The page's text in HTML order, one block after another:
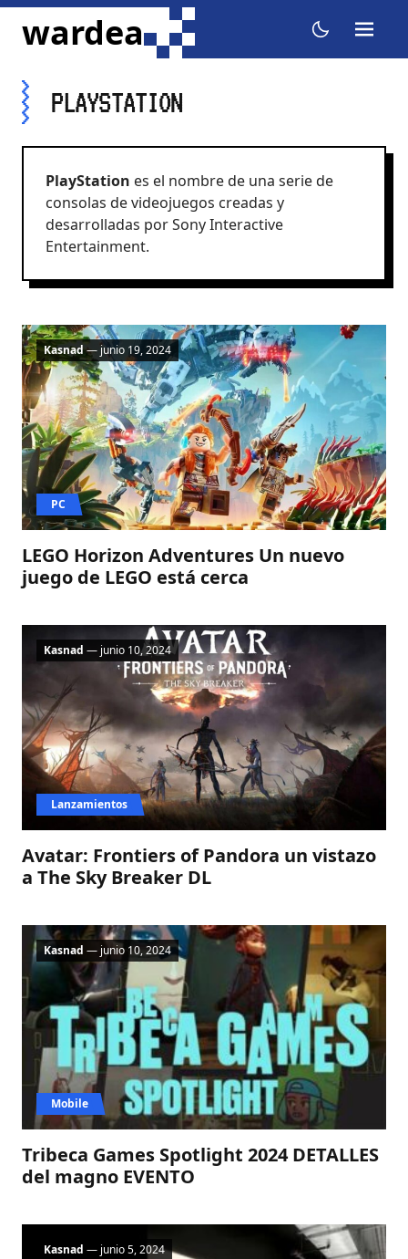
ir al contenido
wardea dark mode
menu
PLAYSTATION
PlayStation es el nombre de una serie de
consolas de videojuegos creadas y
desarrolladas por Sony Interactive
Entertainment.
LEGO Horizon Adventures Un nuevo
juego de LEGO está cerca
PC
Kasnad— junio 19, 2024
Avatar: Frontiers of Pandora un vistazo
a The Sky Breaker DL
Lanzamientos
Kasnad — junio 10, 2024
Tribeca Games Spotlight 2024 DETALLES
del magno EVENTO
Mobile
Kasnad — junio 10, 2024
Kasnad — junio 5, 2024